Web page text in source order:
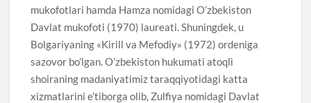
mukofotlari hamda Hamza nomidagi O’zbekiston
Davlat mukofoti (1970) laureati. Shuningdek, u
Bolgariyaning «Kirill va Mefodiy» (1972) ordeniga
sazovor bo’lgan. O’zbekiston hukumati atoqli
shoiraning madaniyatimiz taraqqiyotidagi katta
xizmatlarini e’tiborga olib, Zulfiya nomidagi Davlat